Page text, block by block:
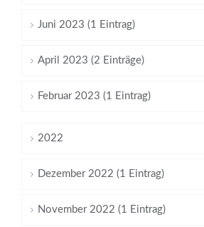
Juni 2023 (1 Eintrag)
April 2023 (2 Einträge)
Februar 2023 (1 Eintrag)
2022
Dezember 2022 (1 Eintrag)
November 2022 (1 Eintrag)